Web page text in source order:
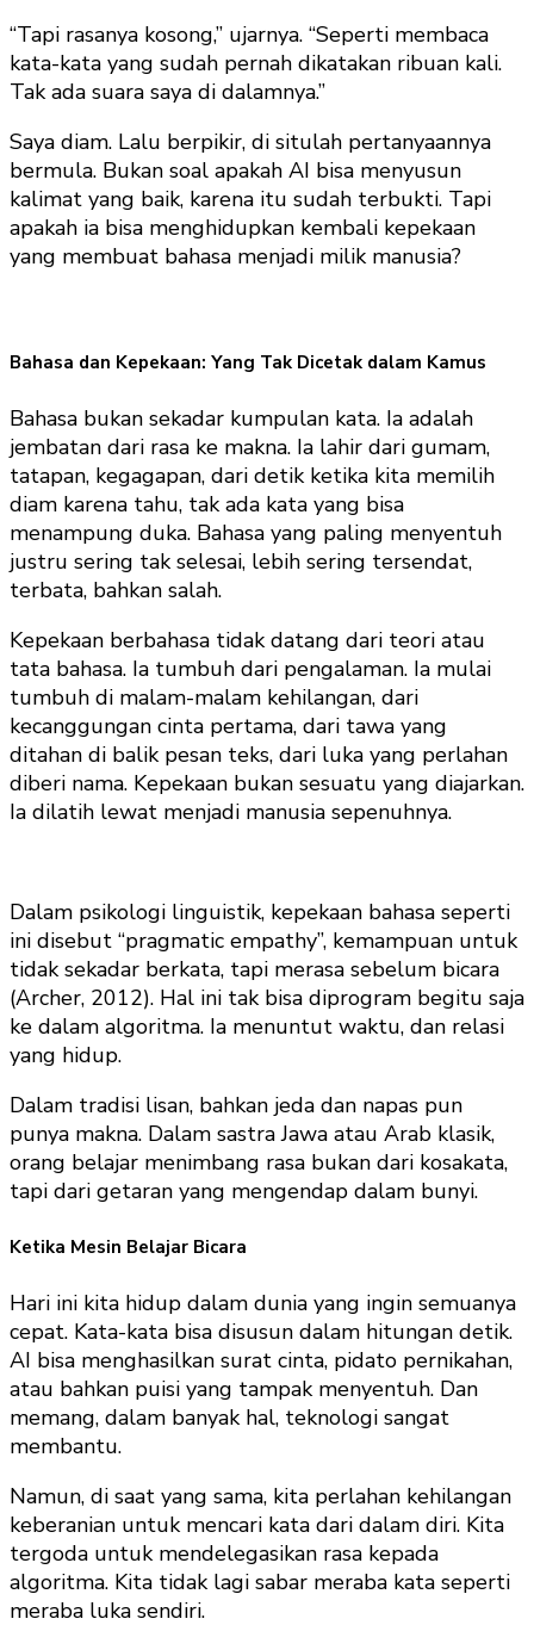
“Tapi rasanya kosong,” ujarnya. “Seperti membaca
kata-kata yang sudah pernah dikatakan ribuan kali.
Tak ada suara saya di dalamnya.”
Saya diam. Lalu berpikir, di situlah pertanyaannya
bermula. Bukan soal apakah AI bisa menyusun
kalimat yang baik, karena itu sudah terbukti. Tapi
apakah ia bisa menghidupkan kembali kepekaan
yang membuat bahasa menjadi milik manusia?
Bahasa dan Kepekaan: Yang Tak Dicetak dalam Kamus
Bahasa bukan sekadar kumpulan kata. Ia adalah
jembatan dari rasa ke makna. Ia lahir dari gumam,
tatapan, kegagapan, dari detik ketika kita memilih
diam karena tahu, tak ada kata yang bisa
menampung duka. Bahasa yang paling menyentuh
justru sering tak selesai, lebih sering tersendat,
terbata, bahkan salah.
Kepekaan berbahasa tidak datang dari teori atau
tata bahasa. Ia tumbuh dari pengalaman. Ia mulai
tumbuh di malam-malam kehilangan, dari
kecanggungan cinta pertama, dari tawa yang
ditahan di balik pesan teks, dari luka yang perlahan
diberi nama. Kepekaan bukan sesuatu yang diajarkan.
Ia dilatih lewat menjadi manusia sepenuhnya.
Dalam psikologi linguistik, kepekaan bahasa seperti
ini disebut “pragmatic empathy”, kemampuan untuk
tidak sekadar berkata, tapi merasa sebelum bicara
(Archer, 2012). Hal ini tak bisa diprogram begitu saja
ke dalam algoritma. Ia menuntut waktu, dan relasi
yang hidup.
Dalam tradisi lisan, bahkan jeda dan napas pun
punya makna. Dalam sastra Jawa atau Arab klasik,
orang belajar menimbang rasa bukan dari kosakata,
tapi dari getaran yang mengendap dalam bunyi.
Ketika Mesin Belajar Bicara
Hari ini kita hidup dalam dunia yang ingin semuanya
cepat. Kata-kata bisa disusun dalam hitungan detik.
AI bisa menghasilkan surat cinta, pidato pernikahan,
atau bahkan puisi yang tampak menyentuh. Dan
memang, dalam banyak hal, teknologi sangat
membantu.
Namun, di saat yang sama, kita perlahan kehilangan
keberanian untuk mencari kata dari dalam diri. Kita
tergoda untuk mendelegasikan rasa kepada
algoritma. Kita tidak lagi sabar meraba kata seperti
meraba luka sendiri.